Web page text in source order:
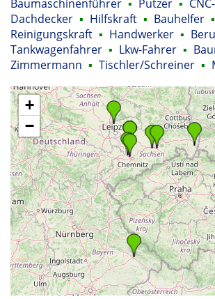
Baumaschinenführer ▪ Putzer ▪
Dachdecker ▪ Hilfskraft ▪ Bauhelfer ▪
Reinigungskraft ▪ Handwerker ▪
Tankwagenfahrer ▪ Lkw-Fahrer ▪
Zimmermann ▪ Tischler/Schreiner ▪
+
−